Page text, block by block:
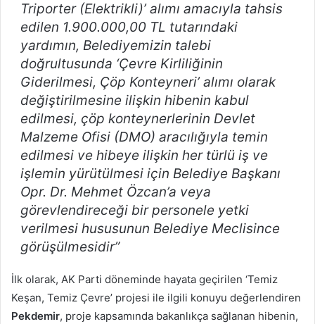
Triporter (Elektrikli)’ alımı amacıyla tahsis
edilen 1.900.000,00 TL tutarındaki
yardımın, Belediyemizin talebi
doğrultusunda ‘Çevre Kirliliğinin
Giderilmesi, Çöp Konteyneri’ alımı olarak
değiştirilmesine ilişkin hibenin kabul
edilmesi, çöp konteynerlerinin Devlet
Malzeme Ofisi (DMO) aracılığıyla temin
edilmesi ve hibeye ilişkin her türlü iş ve
işlemin yürütülmesi için Belediye Başkanı
Opr. Dr. Mehmet Özcan’a veya
görevlendireceği bir personele yetki
verilmesi hususunun Belediye Meclisince
görüşülmesidir”
İlk olarak, AK Parti döneminde hayata geçirilen ‘Temiz
Keşan, Temiz Çevre’ projesi ile ilgili konuyu değerlendiren
Pekdemir, proje kapsamında bakanlıkça sağlanan hibenin,